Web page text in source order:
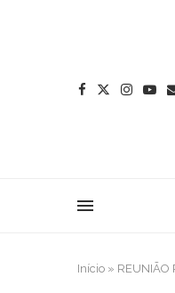
Início » REUNIÃO